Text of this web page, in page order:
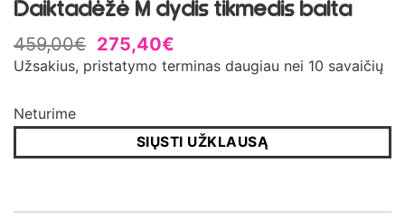
Daiktadėžė M dydis tikmedis balta
459,00€ 275,40€
Užsakius, pristatymo terminas daugiau nei 10 savaičių
Neturime
SIŲSTI UŽKLAUSĄ